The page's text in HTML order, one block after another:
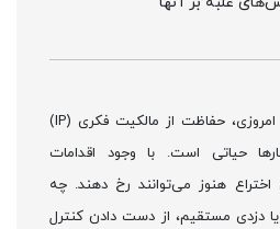
در دنیای پر رقابت و سریع امروزی، حفاظت از مالکیت فکری (IP)
حیاتی است. با وجود اقدامات
اختراع هنوز می‌توانند رخ دهند. چه
یا دزدی مستقیم، از دست دادن کنترل